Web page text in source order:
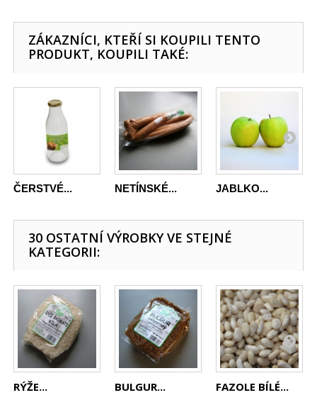
ZÁKAZNÍCI, KTEŘÍ SI KOUPILI TENTO
PRODUKT, KOUPILI TAKÉ:
ČERSTVÉ... NETÍNSKÉ... JABLKO...
30 OSTATNÍ VÝROBKY VE STEJNÉ
KATEGORII:
RÝŽE... BULGUR... FAZOLE BÍLÉ...